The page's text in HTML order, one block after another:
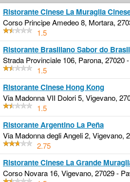
Ristorante Cinese La Muraglia
Corso Principe Amedeo 8, Mortara,
1.5
Ristorante Brasiliano Sabor do Brasil
Strada Provinciale 106, Parona, 27020
1.5
Ristorante Cinese Hong Kong
Via Madonna VII Dolori 5, Vigevano,
1.5
Ristorante Argentino La Peña
Via Madonna degli Angeli 2, Vigevano,
2.75
Ristorante Cinese La Grande
Corso Novara 16, Vigevano, 27029 -